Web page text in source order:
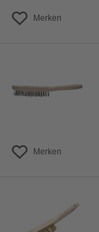
Merken
Merken